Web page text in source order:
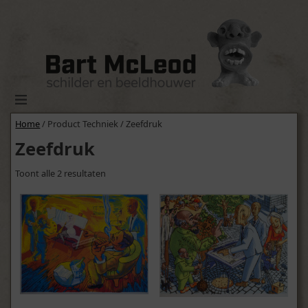
Home/ Product Techniek / Zeefdruk
Zeefdruk
Toont alle 2 resultaten